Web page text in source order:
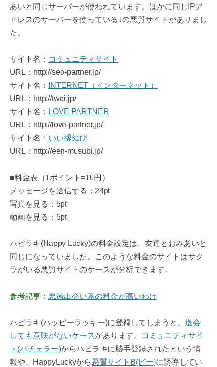
あいと同じサーバーが使われています。ほかに同じIPア
ドレスのサーバーを使っている↓の悪質サイトがありまし
た。
サイト名： コミュニティサイト
URL：http://seo-partner.jp/
サイト名：
INTERNET（インターネット）
URL：http://twei.jp/
サイト名： LOVE PARTNER
URL：http://love-partner.jp/
サイト名： いい縁結び
URL：http://een-musubi.jp/
■料金表（1ポイント=10円）
メッセージを送信する：24pt
写真を見る：5pt
動画を見る：5pt
ハピラキ(Happy Lucky)の料金設定は、友達とおみあいと
同じになっていました。このような料金のサイトはサク
ラがいる悪質サイトのケースが分析できます。
参考記事： 悪徳出会い系の料金が高いわけ
ハピラキ(ハッピーラッキー)に登録してしまうと、 退会
しても意味がないケースがあります。
コミュニティサイ
ト(バチェラー)からハピラキに勝手登録されたという情
報や、HappyLuckyから悪質サイトB(ビー)に誘導してい